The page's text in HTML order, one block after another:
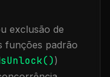
exclusão de
funções padrão
)